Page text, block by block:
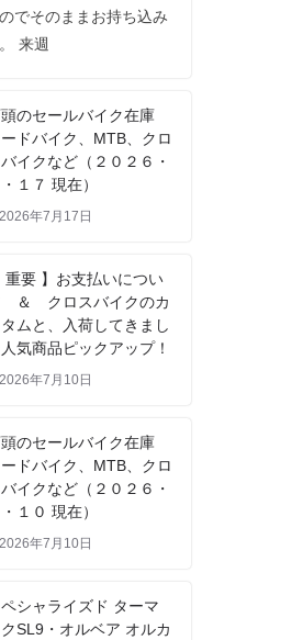
でそのままお持ち込み
来週
頭のセールバイク在庫
ードバイク、MTB、クロ
イクなど（２０２６・
・１７ 現在）
2026年7月17日
重要 】お支払いについ
＆ クロスバイクのカ
タムと、入荷してきまし
気商品ピックアップ！
2026年7月10日
頭のセールバイク在庫
ードバイク、MTB、クロ
イクなど（２０２６・
・１０ 現在）
2026年7月10日
ペシャライズド ターマ
クSL9・オルベア オルカ